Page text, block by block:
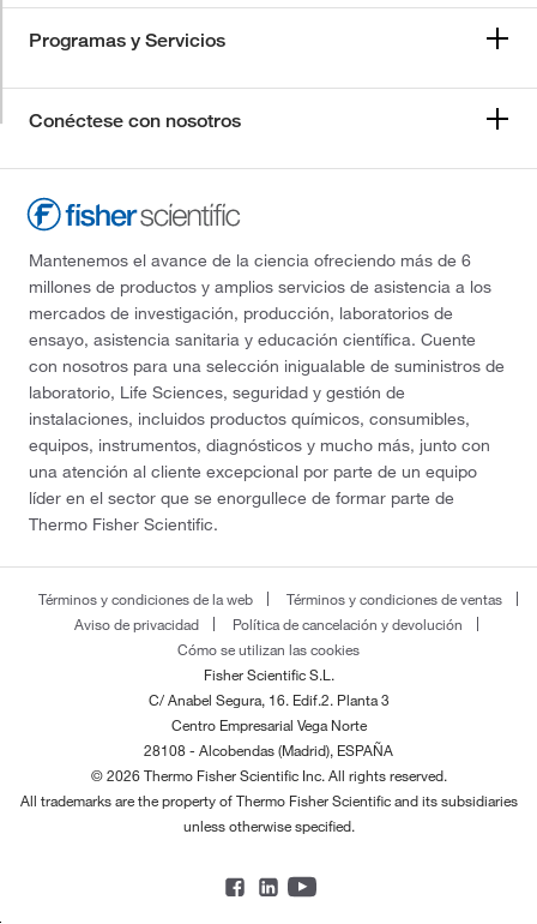
Programas y Servicios
Conéctese con nosotros
Mantenemos el avance de la ciencia ofreciendo más de 6
millones de productos y amplios servicios de asistencia a los
mercados de investigación, producción, laboratorios de
ensayo, asistencia sanitaria y educación científica. Cuente
con nosotros para una selección inigualable de suministros de
laboratorio, Life Sciences, seguridad y gestión de
instalaciones, incluidos productos químicos, consumibles,
equipos, instrumentos, diagnósticos y mucho más, junto con
una atención al cliente excepcional por parte de un equipo
líder en el sector que se enorgullece de formar parte de
Thermo Fisher Scientific.
Términos y condiciones de la web
Términos y condiciones de ventas
Aviso de privacidad
Política de cancelación y devolución
Cómo se utilizan las cookies
Fisher Scientific S.L.
C/ Anabel Segura, 16. Edif.2. Planta 3
Centro Empresarial Vega Norte
28108 - Alcobendas (Madrid), ESPAÑA
© 2026 Thermo Fisher Scientific Inc. All rights reserved.
All trademarks are the property of Thermo Fisher Scientific and its subsidiaries
unless otherwise specified.